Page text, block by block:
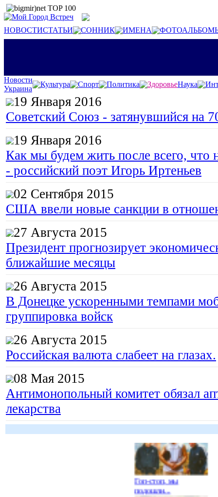
НОВОСТИСТАТЬИ СОННИК ИМЕНА
Новости
Украина
Культура Спорт Политика ЗдоровьеНаука
19 Января 2016
Советский Союз - затянувшийся на
19 Января 2016
Как мы будем жить после всего, что
- российский поэт Игорь Иртеньев
02 Сентября 2015
США ввели новые санкции в
27 Августа 2015
Президент прогнозирует
ближайшие месяцы
26 Августа 2015
В Донецке ускоренными темпами
группировка войск
26 Августа 2015
Российская валюта слабеет на глазах.
08 Мая 2015
Антимонопольный комитет обязал
лекарства
Гоп-стоп, мы
подошли...